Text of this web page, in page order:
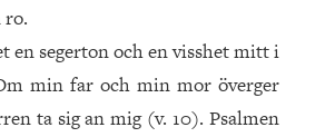
ro.
en segerton och en visshet mitt i
min far och min mor överger
ta sig an mig (v. 10). Psalmen